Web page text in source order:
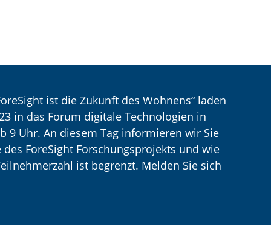
ist die Zukunft des Wohnens“ laden
in das Forum digitale Technologien in
9 Uhr. An diesem Tag informieren wir Sie
ForeSight Forschungsprojekts und wie
ist begrenzt. Melden Sie sich